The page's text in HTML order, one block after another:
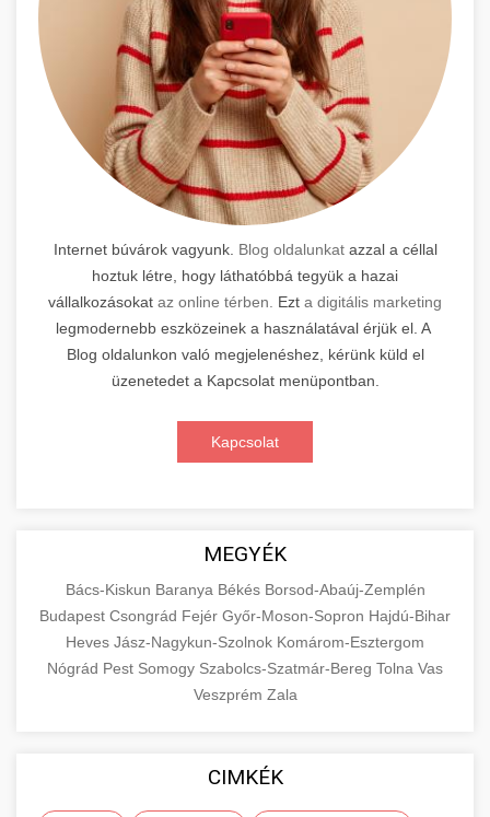
Internet búvárok vagyunk. Blog oldalunkatazzal a céllal
hoztuk létre, hogy láthatóbbá tegyük a hazai
vállalkozásokat az online térben. Ezt a digitális marketing
legmodernebb eszközeinek a használatával érjük el. A
Blog oldalunkon való megjelenéshez, kérünk küld el
üzenetedet a Kapcsolat menüpontban.
Kapcsolat
MEGYÉK
Bács-Kiskun Baranya Békés Borsod-Abaúj-Zemplén
Budapest Csongrád Fejér Győr-Moson-Sopron Hajdú-Bihar
Heves Jász-Nagykun-Szolnok Komárom-Esztergom
Nógrád Pest Somogy Szabolcs-Szatmár-Bereg Tolna Vas
Veszprém Zala
CIMKÉK